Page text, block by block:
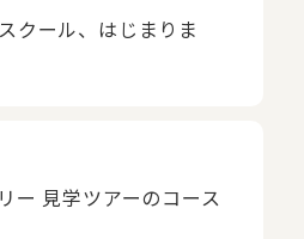
クール、はじまりま
ー 見学ツアーのコース